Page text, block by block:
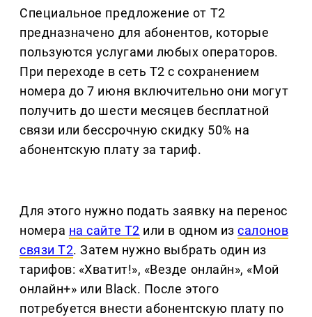
Специальное предложение от Т2
предназначено для абонентов, которые
пользуются услугами любых операторов.
При переходе в сеть Т2 с сохранением
номера до 7 июня включительно они могут
получить до шести месяцев бесплатной
связи или бессрочную скидку 50% на
абонентскую плату за тариф.
Для этого нужно подать заявку на перенос
номера на сайте T2 или в одном изсалонов
связи T2. Затем нужно выбрать один из
тарифов: «Хватит!», «Везде онлайн», «Мой
онлайн+» или Black. После этого
потребуется внести абонентскую плату по